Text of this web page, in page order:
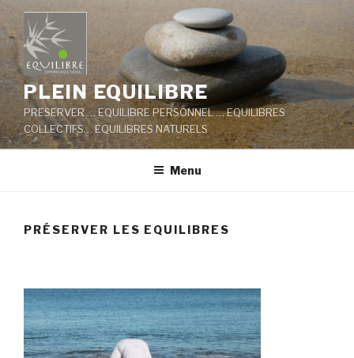
Aller
au
contenu
principal
PLEIN EQUILIBRE
PRESERVER … EQUILIBRE PERSONNEL … EQUILIBRES
COLLECTIFS… EQUILIBRES NATURELS
Menu
PRÉSERVER LES EQUILIBRES